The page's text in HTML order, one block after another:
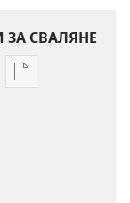
СВАЛЯНЕ
Опции